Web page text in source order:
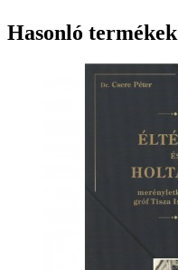
Hasonló termékek